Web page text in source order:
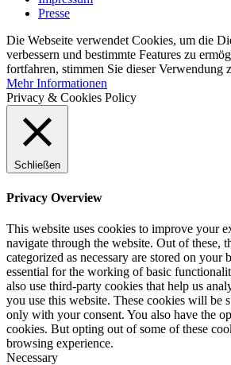
Presse
Die Webseite verwendet Cookies, um die
verbessern und bestimmte Features zu
fortfahren, stimmen Sie dieser Verwendung
Mehr Informationen
Privacy & Cookies Policy
Schließen
Privacy Overview
This website uses cookies to improve your
navigate through the website. Out of these,
categorized as necessary are stored on your
essential for the working of basic
also use third-party cookies that help us
you use this website. These cookies will be
only with your consent. You also have the
cookies. But opting out of some of these
browsing experience.
Necessary